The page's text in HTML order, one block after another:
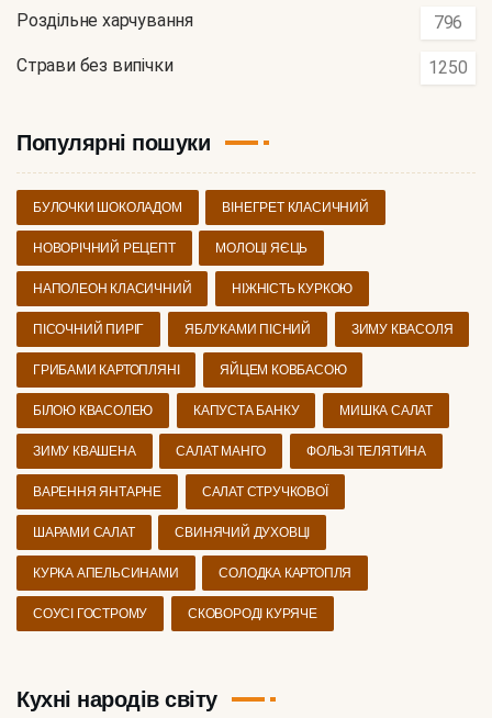
Роздільне харчування 796
Страви без випічки 1250
Популярні пошуки
БУЛОЧКИ ШОКОЛАДОМ ВІНЕГРЕТ КЛАСИЧНИЙ
НОВОРІЧНИЙ РЕЦЕПТ МОЛОЦІ ЯЄЦЬ
НАПОЛЕОН КЛАСИЧНИЙ НІЖНІСТЬ КУРКОЮ
ПІСОЧНИЙ ПИРІГ ЯБЛУКАМИ ПІСНИЙ ЗИМУ КВАСОЛЯ
ГРИБАМИ КАРТОПЛЯНІ ЯЙЦЕМ КОВБАСОЮ
БІЛОЮ КВАСОЛЕЮ КАПУСТА БАНКУ МИШКА САЛАТ
ЗИМУ КВАШЕНА САЛАТ МАНГО ФОЛЬЗІ ТЕЛЯТИНА
ВАРЕННЯ ЯНТАРНЕ САЛАТ СТРУЧКОВОЇ
ШАРАМИ САЛАТ СВИНЯЧИЙ ДУХОВЦІ
КУРКА АПЕЛЬСИНАМИ СОЛОДКА КАРТОПЛЯ
СОУСІ ГОСТРОМУ СКОВОРОДІ КУРЯЧЕ
Кухні народів світу